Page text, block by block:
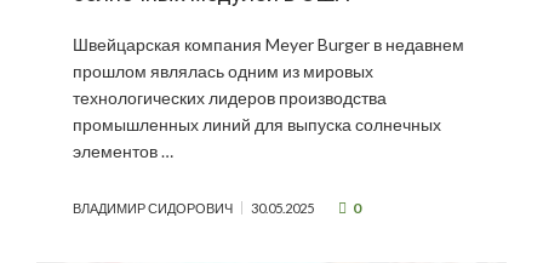
Швейцарская компания Meyer Burger в недавнем
прошлом являлась одним из мировых
технологических лидеров производства
промышленных линий для выпуска солнечных
элементов …
ВЛАДИМИР СИДОРОВИЧ 30.05.2025 0